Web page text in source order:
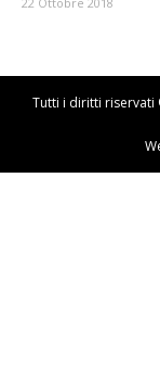
Tutti i diritti riservati